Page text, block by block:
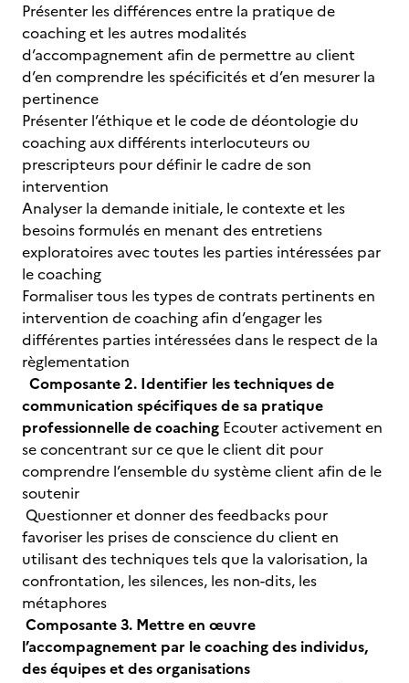
Présenter les différences entre la pratique de
coaching et les autres modalités
d’accompagnement afin de permettre au client
d’en comprendre les spécificités et d’en mesurer la
pertinence
Présenter l’éthique et le code de déontologie du
coaching aux différents interlocuteurs ou
prescripteurs pour définir le cadre de son
intervention
Analyser la demande initiale, le contexte et les
besoins formulés en menant des entretiens
exploratoires avec toutes les parties intéressées par
le coaching
Formaliser tous les types de contrats pertinents en
intervention de coaching afin d’engager les
différentes parties intéressées dans le respect de la
règlementation
Composante 2. Identifier les techniques de
communication spécifiques de sa pratique
professionnelle de coaching Ecouter activement en
se concentrant sur ce que le client dit pour
comprendre l’ensemble du système client afin de le
soutenir
Questionner et donner des feedbacks pour
favoriser les prises de conscience du client en
utilisant des techniques tels que la valorisation, la
confrontation, les silences, les non-dits, les
métaphores
Composante 3. Mettre en œuvre
l’accompagnement par le coaching des individus,
des équipes et des organisations